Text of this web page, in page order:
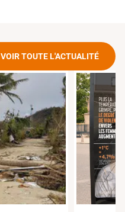
VOIR TOUTE L'ACTUALITÉ